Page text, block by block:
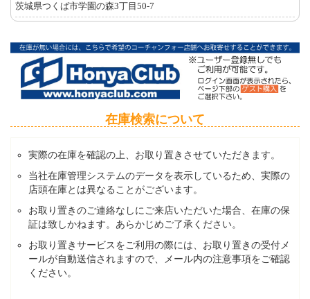
茨城県つくば市学園の森3丁目50-7
在庫検索について
実際の在庫を確認の上、お取り置きさせていただきます。
当社在庫管理システムのデータを表示しているため、実際の
店頭在庫とは異なることがございます。
お取り置きのご連絡なしにご来店いただいた場合、在庫の保
証は致しかねます。あらかじめご了承ください。
お取り置きサービスをご利用の際には、お取り置きの受付メ
ールが自動送信されますので、メール内の注意事項をご確認
ください。